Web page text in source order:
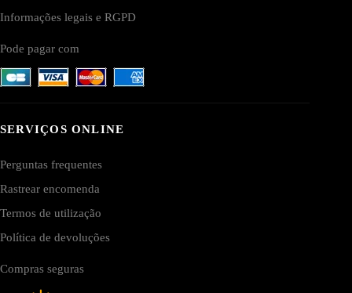
Informações legais e RGPD
Pode pagar com
SERVIÇOS ONLINE
Perguntas frequentes
Rastrear encomenda
Termos de utilização
Política de devoluções
Compras seguras